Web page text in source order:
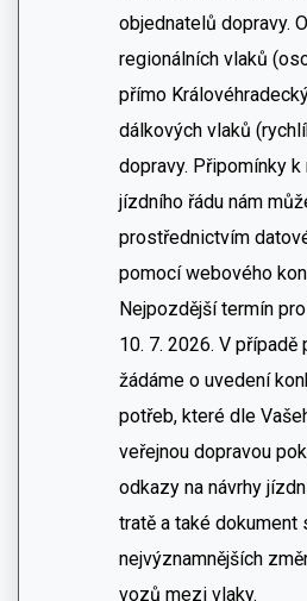
objednatelů dopravy.
regionálních vlaků
přímo
dálkových vlaků
dopravy. Připomínky
jízdního řádu nám
prostřednictvím
pomocí webového
Nejpozdější termín
10. 7. 2026. V případě
žádáme o uvedení
potřeb, které dle
veřejnou dopravou
odkazy na návrhy
tratě a také dokument
nejvýznamnějších
vozů mezi vlaky.